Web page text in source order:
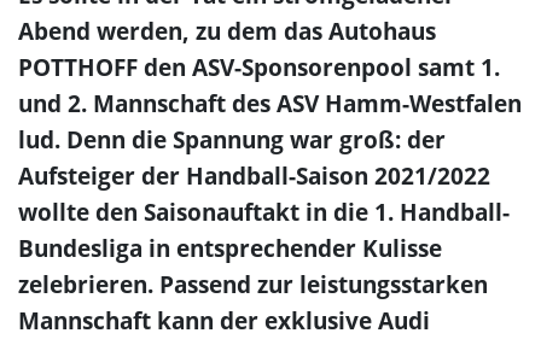
Abend werden, zu dem das Autohaus
POTTHOFF den ASV-Sponsorenpool samt 1.
und 2. Mannschaft des ASV Hamm-Westfalen
lud. Denn die Spannung war groß: der
Aufsteiger der Handball-Saison 2021/2022
wollte den Saisonauftakt in die 1. Handball-
Bundesliga in entsprechender Kulisse
zelebrieren. Passend zur leistungsstarken
Mannschaft kann der exklusive Audi